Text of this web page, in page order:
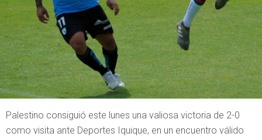
Palestino consiguió este lunes una valiosa victoria de 2-0
como visita ante Deportes Iquique, en un encuentro válido